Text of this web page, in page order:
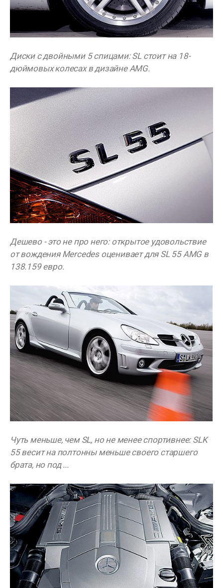
Диски с двойными 5 спицами: SL стоит на 18-
дюймовых колесах в дизайне AMG.
Дешево - это не про него: открытое удовольствие
от вождения Mercedes оценивает для SL 55 AMG в
138.159 евро.
Чуть меньше, чем SL, но не менее спортивнее: SLK
55 весит на полтонны меньше своего старшего
брата, но под ...